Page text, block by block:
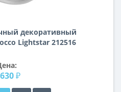
декоративный
Lightstar 212516
₽